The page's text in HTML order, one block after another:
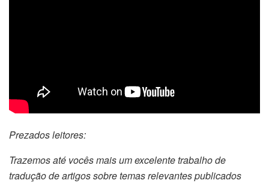
Prezados leitores:
Trazemos até vocês mais um excelente trabalho de
tradução de artigos sobre temas relevantes publicados